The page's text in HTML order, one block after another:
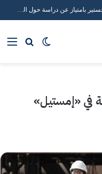
خبير استراتيجيات التواصل الاجتماعي محمد هاني يكشف أسرار صناعة التأثير الرقمي
بحثالوضع
في «إمستيل»